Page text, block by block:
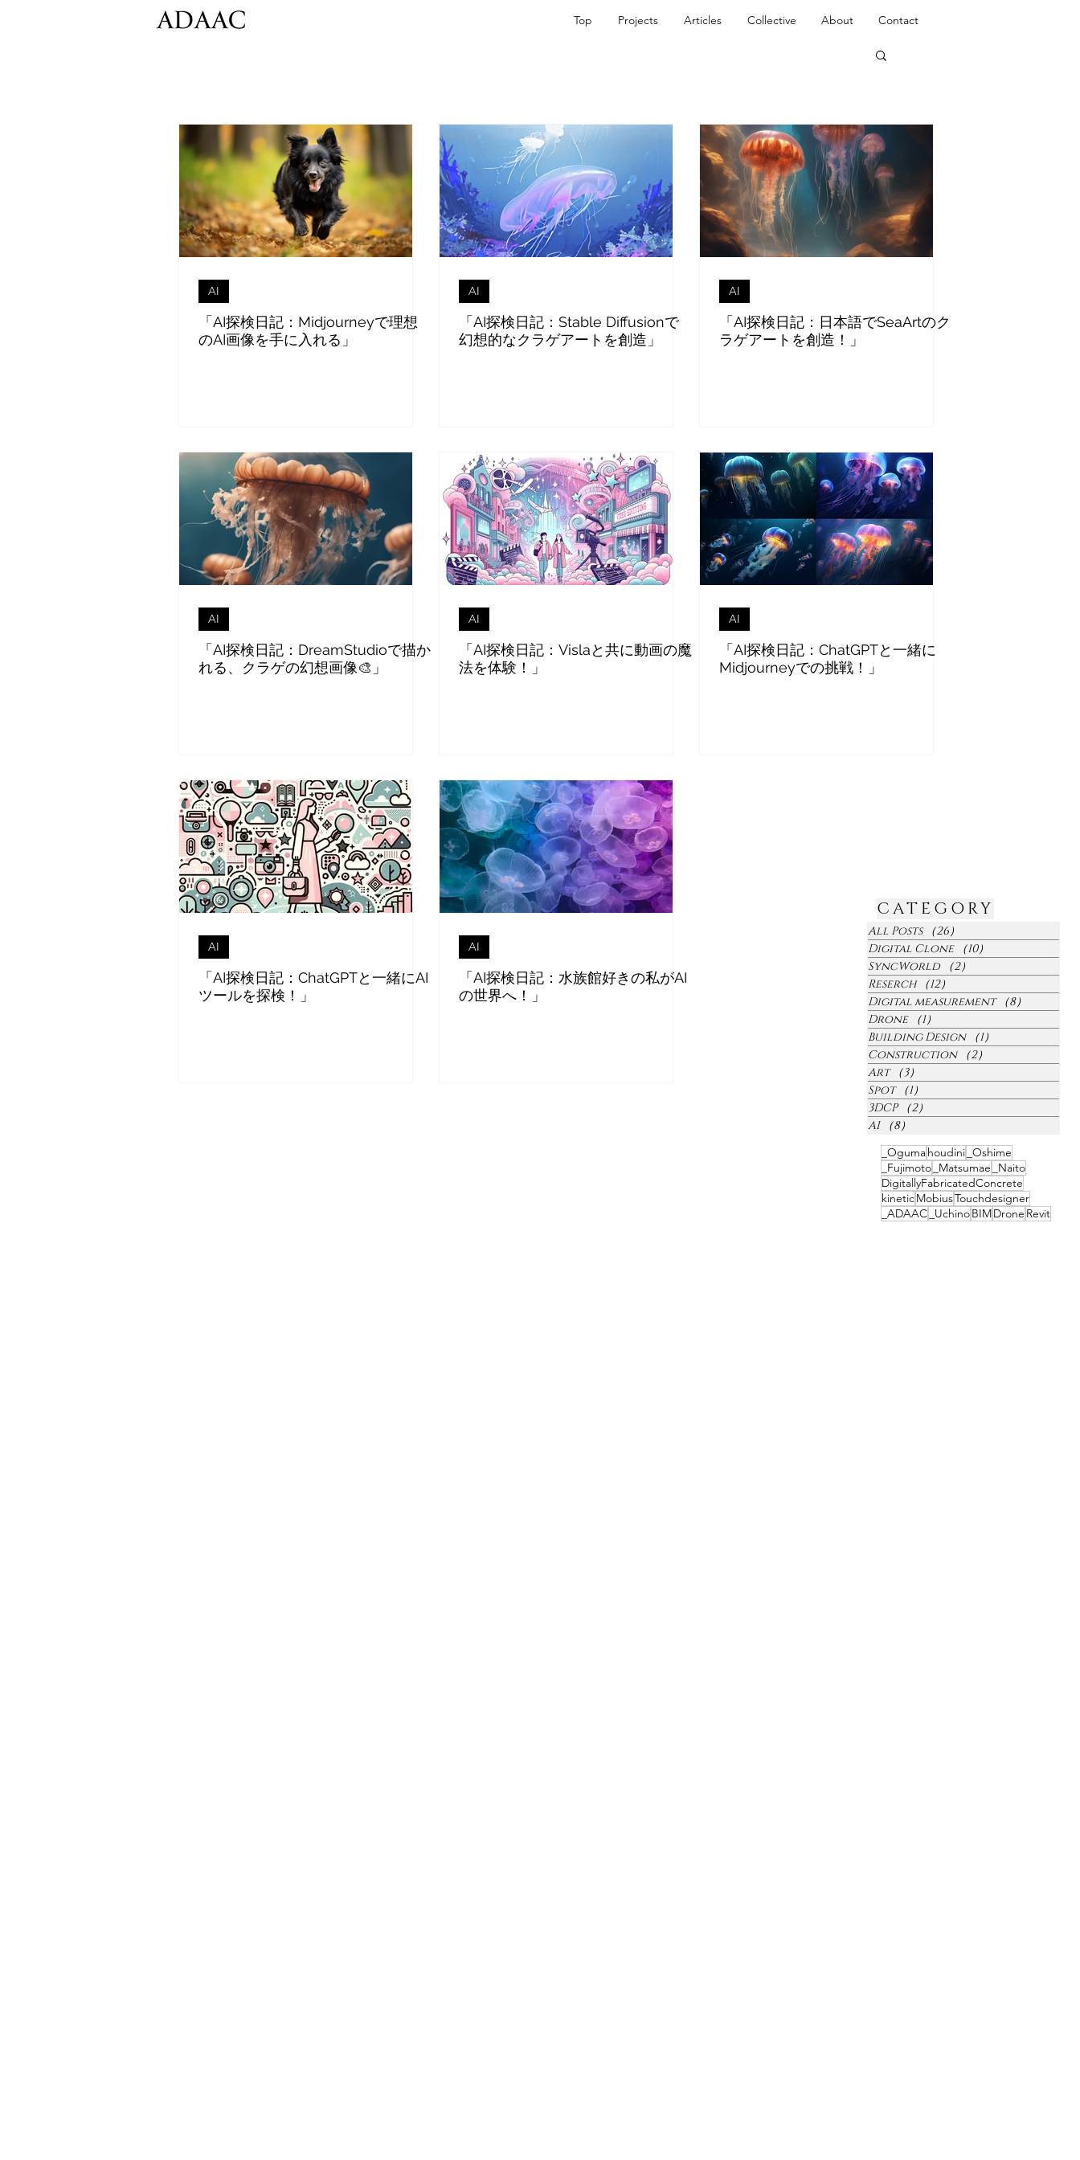
Top Projects Articles Collective About Contact
CATEGORY
All Posts （26）
Digital Clone
（10）
SyncWorld
（2）
Reserch
（12）
Digital measurement
（8）
Drone
（1）
Building Design
（1）
Construction
（2）
Art
（3）
Spot
（1）
3DCP
（2）
AI
（8）
_Ogumahoudini _Oshime
_Fujimoto _Matsumae
_Naito
DigitallyFabricatedConcrete
kineticMobiusTouchdesigner
_ADAAC _UchinoBIMDrone Revit
AI
「AI探検日記：Midjourneyで理想
のAI画像を手に入れる」
AI
「AI探検日記：Stable Diffusionで
幻想的なクラゲアートを創造」
AI
「AI探検日記：日本語でSeaArtのク
ラゲアートを創造！」
AI
「AI探検日記：DreamStudioで描か
れる、クラゲの幻想画像🎨」
AI
「AI探検日記：Vislaと共に動画の魔
法を体験！」
AI
「AI探検日記：ChatGPTと一緒に
Midjourneyでの挑戦！」
AI
「AI探検日記：ChatGPTと一緒にAI
ツールを探検！」
AI
「AI探検日記：水族館好きの私がAI
の世界へ！」